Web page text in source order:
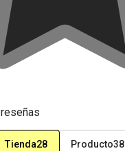
reseñas
Tienda28 Producto38